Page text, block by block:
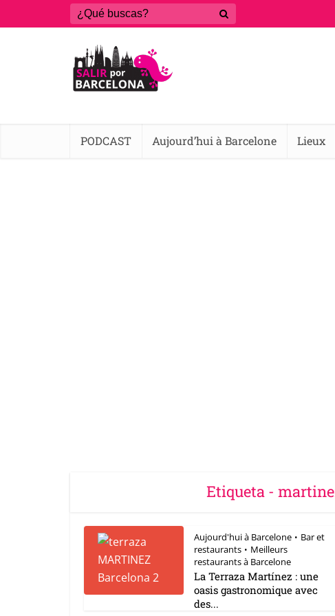
PODCAST Aujourd’hui à Barcelone Lieux
Etiqueta -
Aujourd'hui à Barcelone • Bar et
restaurants • Meilleurs
restaurants à Barcelone
La Terraza Martínez : une
oasis gastronomique avec
des...